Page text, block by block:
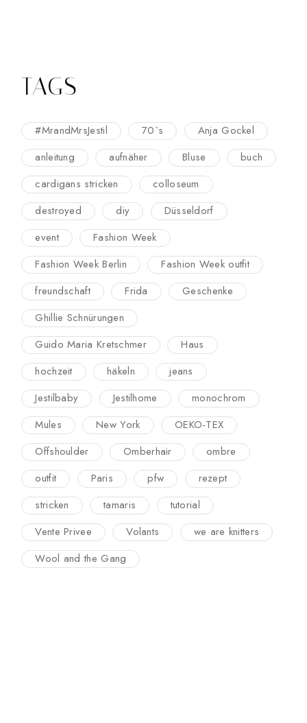
TAGS
#MrandMrsJestil 70`s
Anja Gockel
anleitung
aufnäher Bluse
buch
cardigans stricken
colloseum
destroyed
diy
Düsseldorf
event
Fashion Week
Fashion Week Berlin
Fashion Week outfit
freundschaft
Frida
Geschenke
Ghillie Schnürungen
Guido Maria Kretschmer
Haus
hochzeit
häkeln
jeans
Jestilbaby
Jestilhome
monochrom
Mules
New York
OEKO-TEX
Offshoulder
Omberhair
ombre
outfit
Paris pfw
rezept
stricken
tamaris
tutorial
Vente Privee
Volants
we are knitters
Wool and the Gang